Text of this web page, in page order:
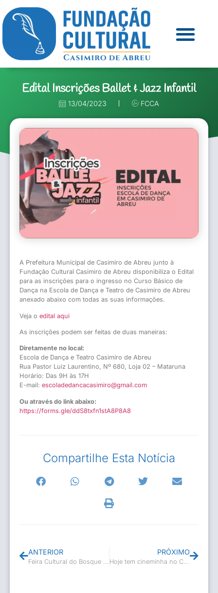
Edital Inscrições Ballet & Jazz Infantil
13/04/2023 FCCA
A Prefeitura Municipal de Casimiro de Abreu junto à
Fundação Cultural Casimiro de Abreu disponibiliza o Edital
para as inscrições para o ingresso no Curso Básico de
Dança na Escola de Dança e Teatro de Casimiro de Abreu
anexado abaixo com todas as suas informações.
Veja o edital aqui
As inscrições podem ser feitas de duas maneiras:
Diretamente no local:
Escola de Dança e Teatro Casimiro de Abreu
Rua Pastor Luiz Laurentino, Nº 680, Loja 02 – Mataruna
Horário: Das 9H às 17H
E-mail: escoladedancacasimiro@gmail.com
Ou através do link abaixo:
https://forms.gle/ddS8txfn1stA8P8A8
Compartilhe Esta Notícia
ANTERIOR PRÓXIMO
Hoje tem cineminha no CineTeatro